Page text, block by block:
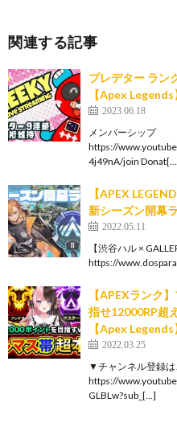
関連する記事
プレデター ラ
【Apex Legends
2023.06.18
メンバーシップ
https://
4j49nA/join
【APEX
新シーズン開幕
2022.05.11
【渋谷ハル ×
https://
【APEXランク
指せ12000RP超
【Apex Legends
2022.03.25
▼チャンネル登録は
https://
GLBLw?sub_[…]